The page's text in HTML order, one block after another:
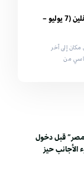
الأحداث والتطورات الخاصة بـ الأشخاص المتنقلين (7 يوليو –
إلى آخر
من
مصر” قبل دخول
الأجانب حيز